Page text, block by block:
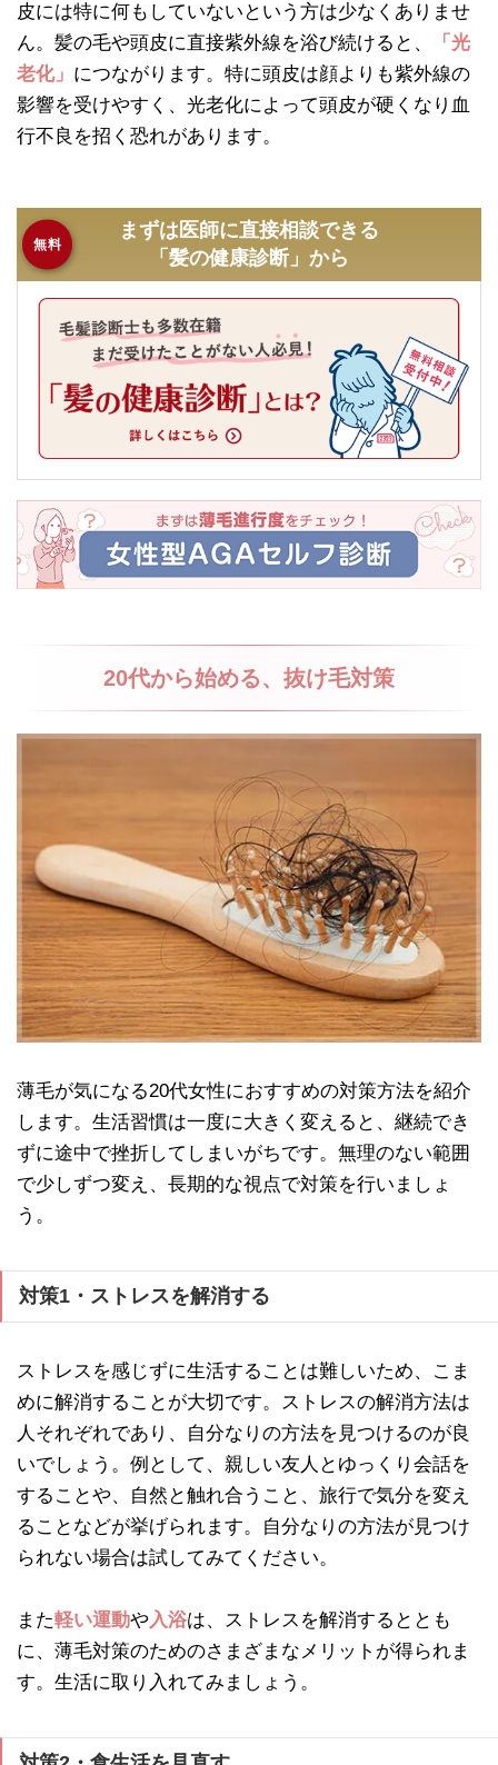
皮には特に何もしていないという方は少なくありませ
ん。髪の毛や頭皮に直接紫外線を浴び続けると、
「光
老化」 につながります。特に頭皮は顔よりも紫外線の
影響を受けやすく、光老化によって頭皮が硬くなり血
行不良を招く恐れがあります。
無料
まずは医師に直接相談できる
「髪の健康診断」から
20代から始める、抜け毛対策
薄毛が気になる20代女性におすすめの対策方法を紹介
します。生活習慣は一度に大きく変えると、継続でき
ずに途中で挫折してしまいがちです。無理のない範囲
で少しずつ変え、長期的な視点で対策を行いましょ
う。
対策1・ストレスを解消する
ストレスを感じずに生活することは難しいため、こま
めに解消することが大切です。ストレスの解消方法は
人それぞれであり、自分なりの方法を見つけるのが良
いでしょう。例として、親しい友人とゆっくり会話を
することや、自然と触れ合うこと、旅行で気分を変え
ることなどが挙げられます。自分なりの方法が見つけ
られない場合は試してみてください。
また軽い運動や入浴は、ストレスを解消するととも
に、薄毛対策のためのさまざまなメリットが得られま
す。生活に取り入れてみましょう。